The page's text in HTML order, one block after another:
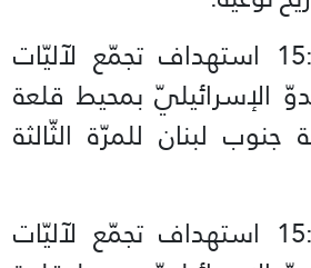
27- الساعة 15:40 استهداف‏ تجمّع لآليّات
الإسرائيليّ بمحيط قلعة
جنوب لبنان للمرّة الثّالثة
28- الساعة 15:55 استهداف‏ تجمّع لآليّات